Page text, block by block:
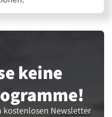
keine
kostenlosen Newsletter